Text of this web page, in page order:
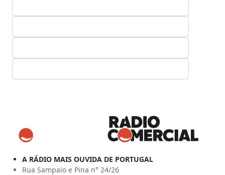
A RÁDIO MAIS OUVIDA DE PORTUGAL
Rua Sampaio e Pina n° 24/26